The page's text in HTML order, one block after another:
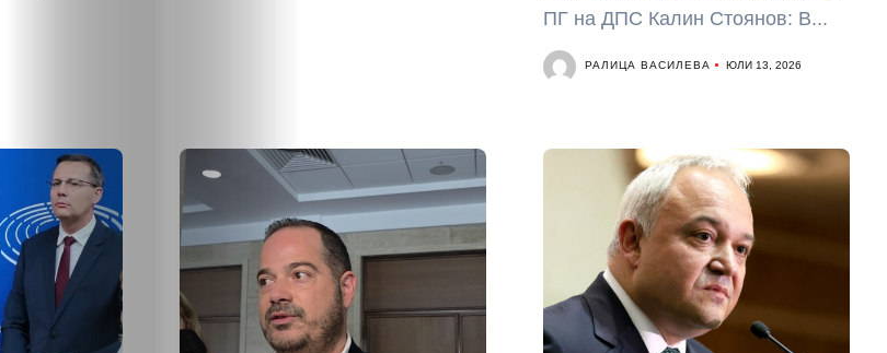
ПГ на ДПС Калин Стоянов: В...
РАЛИЦА ВАСИЛЕВА ЮЛИ 13, 2026